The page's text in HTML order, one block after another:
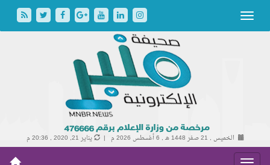
الخميس , 21 صفر 1448 هـ , 6 أغسطس 2026 م | يناير 21, 2020 , 20:36 م